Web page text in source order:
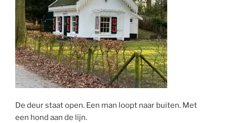
De deur staat open. Een man loopt naar buiten. Met
een hond aan de lijn.